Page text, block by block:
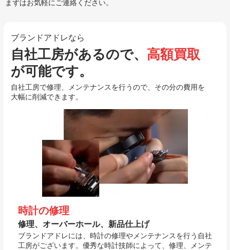
まずはお気軽にご連絡ください。
ブランドアドレなら
自社工房があるので、 高額買取
が可能です。
自社工房で修理、メンテナンスを行うので、その分の費用を
大幅に削減できます。
時計の修理
修理、オーバーホール、新品仕上げ
ブランドアドレには、時計の修理やメンテナンスを行う自社
工房がございます。優秀な時計技師によって、修理、メンテ